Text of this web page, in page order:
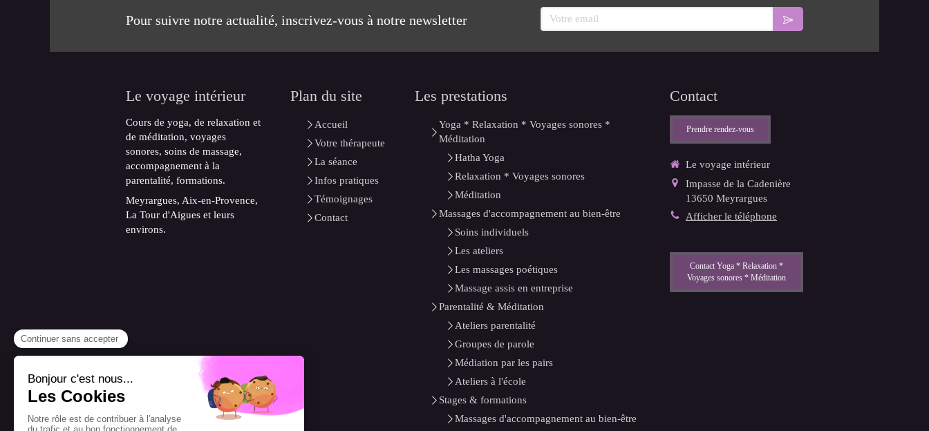
Pour suivre notre actualité, inscrivez-vous à notre newsletter Votre email
Le voyage intérieur
Cours de yoga, de relaxation et
de méditation, voyages
sonores, soins de massage,
accompagnement à la
parentalité, formations.
Meyrargues, Aix-en-Provence,
La Tour d'Aigues et leurs
environs.
Plan du site
Accueil
Votre thérapeute
La séance
Infos pratiques
Témoignages
Contact
Les prestations
Yoga * Relaxation * Voyages sonores *
Méditation
Hatha Yoga
Relaxation * Voyages sonores
Méditation
Massages d'accompagnement au bien-être
Soins individuels
Les ateliers
Les massages poétiques
Massage assis en entreprise
Parentalité & Méditation
Ateliers parentalité
Groupes de parole
Médiation par les pairs
Ateliers à l'école
Stages & formations
Massages d'accompagnement au bien-être
Contact
Prendre rendez-vous
Le voyage intérieur
Impasse de la Cadenière
13650 Meyrargues
Afficher le téléphone
Contact Yoga * Relaxation *
Voyages sonores * Méditation